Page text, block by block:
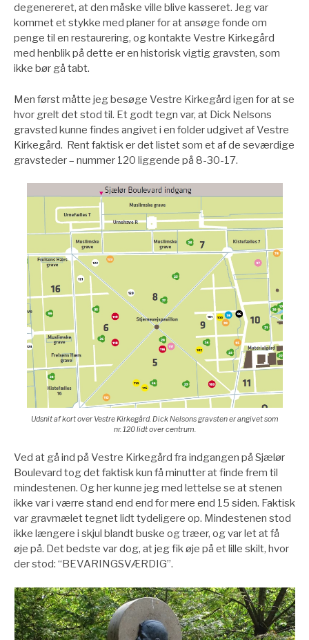
degenereret, at den måske ville blive kasseret. Jeg var
kommet et stykke med planer for at ansøge fonde om
penge til en restaurering, og kontakte Vestre Kirkegård
med henblik på dette er en historisk vigtig gravsten, som
ikke bør gå tabt.
Men først måtte jeg besøge Vestre Kirkegård igen for at se
hvor grelt det stod til. Et godt tegn var, at Dick Nelsons
gravsted kunne findes angivet i en folder udgivet af Vestre
Kirkegård. Rent faktisk er det listet som et af de seværdige
gravsteder – nummer 120 liggende på 8-30-17.
Udsnit af kort over Vestre Kirkegård. Dick Nelsons gravsten er angivet som
nr. 120 lidt over centrum.
Ved at gå ind på Vestre Kirkegård fra indgangen på Sjælør
Boulevard tog det faktisk kun få minutter at finde frem til
mindestenen. Og her kunne jeg med lettelse se at stenen
ikke var i værre stand end end for mere end 15 siden. Faktisk
var gravmælet tegnet lidt tydeligere op. Mindestenen stod
ikke længere i skjul blandt buske og træer, og var let at få
øje på. Det bedste var dog, at jeg fik øje på et lille skilt, hvor
der stod: “BEVARINGSVÆRDIG”.